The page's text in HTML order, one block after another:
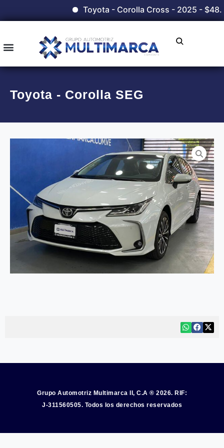
Toyota - Corolla Cross - 2025 -
Toyota - Corolla SEG
Grupo Automotriz Multimarca II, C.A ® 2026. RIF:
J-311560505. Todos los derechos reservados